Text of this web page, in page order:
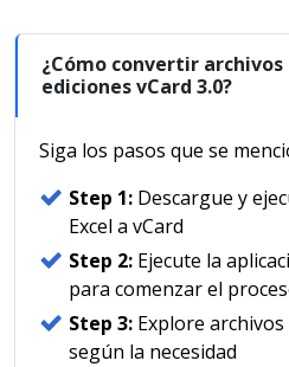
¿Cómo convertir archivos
ediciones vCard 3.0?
Siga los pasos que se
Step 1: Descargue y
Excel a vCard
Step 2: Ejecute la
para comenzar el
Step 3: Explore archivos
según la necesidad